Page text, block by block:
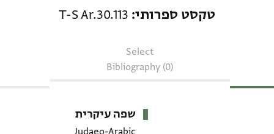
טקסט ספרותי T-S Ar.30.113
Select
Bibliography (0)
שפה עיקרית